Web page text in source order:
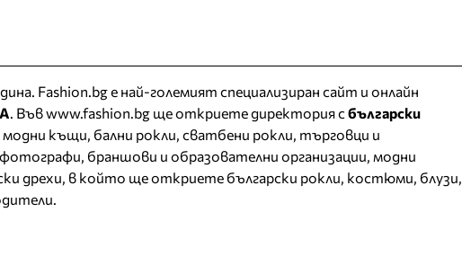
Fashion.bg е най-големият специализиран сайт и онлайн
. Във www.fashion.bg ще откриетедиректорияс български
модни къщи, бални рокли, сватбени рокли, търговци и
браншови и образователни организации, модни
дрехи, в който ще откриете български рокли, костюми, блузи,